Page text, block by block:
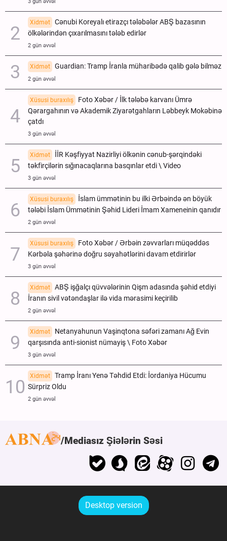
Xidmət
Cənubi Koreyalı etirazçı tələbələr ABŞ bazasının
ölkələrindən çıxarılmasını tələb edirlər
2 gün əvvəl
Xidmət Guardian: Tramp İranla müharibədə qalib gələ bilməz
2 gün əvvəl
Xüsusi buraxılış
Foto Xəbər / İlk tələbə karvanı Ümrə
Qərargahının və Akademik Ziyarətgahların Ləbbeyk Mokəbinə
çatdı
3 gün əvvəl
Xidmət
İİR Kəşfiyyat Nazirliyi ölkənin cənub-şərqindəki
təkfirçilərin sığınacaqlarına basqınlar etdi \ Video
3 gün əvvəl
Xüsusi buraxılış
İslam ümmətinin bu ilki Ərbəində ən böyük
tələbi İslam Ümmətinin Şəhid Lideri İmam Xameneinin qanıdır
2 gün əvvəl
Xüsusi buraxılış
Foto Xəbər / Ərbəin zəvvarları müqəddəs
Kərbəla şəhərinə doğru səyahətlərini davam etdirirlər
3 gün əvvəl
Xidmət
ABŞ işğalçı qüvvələrinin Qişm adasında şəhid etdiyi
İranın sivil vətəndaşlar ilə vida mərasimi keçirilib
2 gün əvvəl
Xidmət
Netanyahunun Vaşinqtona səfəri zamanı Ağ Evin
qarşısında anti-sionist nümayiş \ Foto Xəbər
3 gün əvvəl
Xidmət
Tramp İranı Yenə Təhdid Etdi: İordaniya Hücumu
Sürpriz Oldu
2 gün əvvəl
Mediasız Şiələrin Səsi
Desktop version